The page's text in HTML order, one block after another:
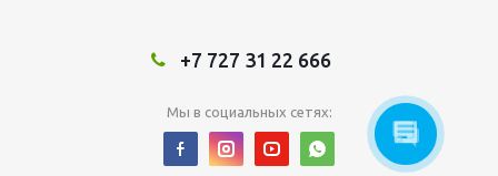
+7 727 31 22 666
Мы в социальных сетях: